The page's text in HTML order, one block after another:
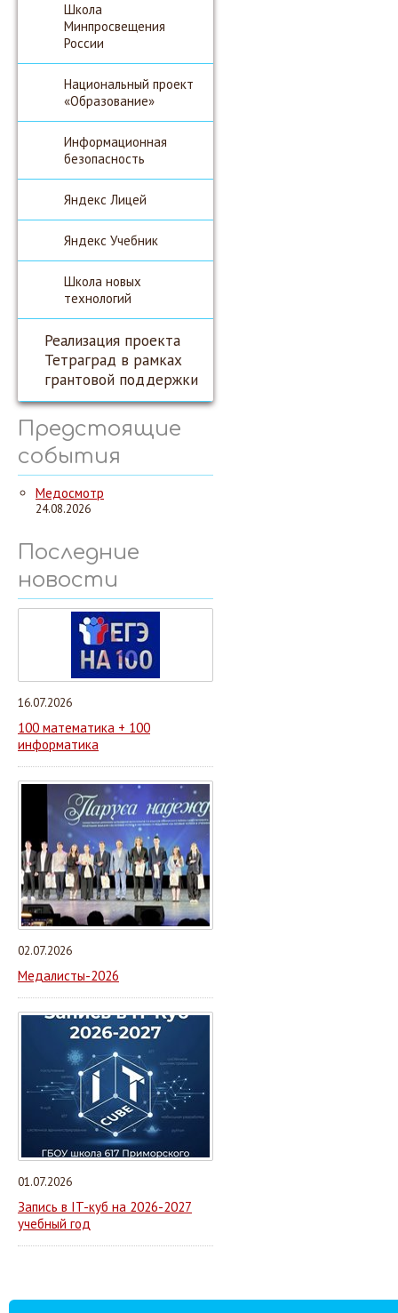
Школа
Минпросвещения
России
Национальный проект
«Образование»
Информационная
безопасность
Яндекс Лицей
Яндекс Учебник
Школа новых
технологий
Реализация проекта
Тетраград в рамках
грантовой поддержки
Предстоящие
события
Медосмотр
24.08.2026
Последние
новости
16.07.2026
100 математика + 100
информатика
02.07.2026
Медалисты-2026
01.07.2026
Запись в IT-куб на 2026-2027
учебный год